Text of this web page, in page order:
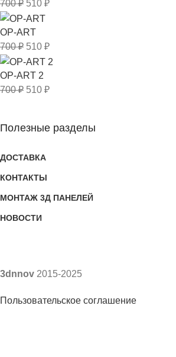
700₽ 510 ₽
OP-ART
700₽ 510 ₽
OP-ART 2
700₽ 510 ₽
Полезные разделы
ДОСТАВКА
КОНТАКТЫ
МОНТАЖ 3Д ПАНЕЛЕЙ
НОВОСТИ
3dnnov 2015-2025
Пользовательское соглашение